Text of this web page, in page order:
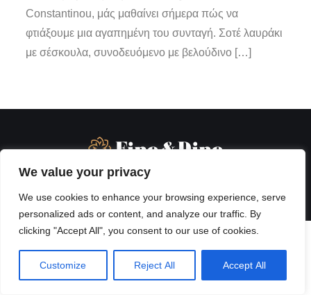
We value your privacy
We use cookies to enhance your browsing experience, serve
personalized ads or content, and analyze our traffic. By
clicking "Accept All", you consent to our use of cookies.
Customize Reject All Accept All
Constantinou, μάς μαθαίνει σήμερα πώς να
φτιάξουμε μια αγαπημένη του συνταγή. Σοτέ λαυράκι
με σέσκουλα, συνοδευόμενο με βελούδινο […]